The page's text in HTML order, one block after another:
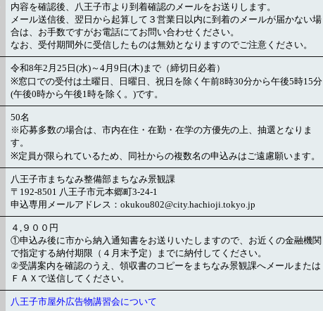
内容を確認後、八王子市より到着確認のメールをお送りします。
メール送信後、翌日から起算して３営業日以内に到着のメールが届かない場
合は、お手数ですがお電話にてお問い合わせください。
なお、受付期間外に受信したものは無効となりますのでご注意ください。
令和8年2月25日(水)～4月9日(木)まで（締切日必着）
※窓口での受付は土曜日、日曜日、祝日を除く午前8時30分から午後5時15分
(午後0時から午後1時を除く。)です。
50名
※応募多数の場合は、市内在住・在勤・在学の方優先の上、抽選となりま
す。
※定員が限られているため、同社からの複数名の申込みはご遠慮願います。
八王子市まちなみ整備部まちなみ景観課
〒192-8501 八王子市元本郷町3-24-1
申込専用メールアドレス：okukou802@city.hachioji.tokyo.jp
４,９００円
①申込み後に市から納入通知書をお送りいたしますので、お近くの金融機関
で指定する納付期限（４月末予定）までに納付してください。
②受講案内を確認のうえ、領収書のコピーをまちなみ景観課へメールまたは
ＦＡＸで送信してください。
八王子市屋外広告物講習会について